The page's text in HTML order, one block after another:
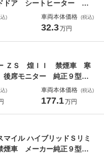
ドア シートヒーター キ
ディオ 電動格納ミラ
スト 盗難防止装置 プ
) 車両本体価格 (税込)
32.3万円
ＺＳ 煌ＩＩ 禁煙車 寒
席モニター 純正９型ナ
カメラ 衝突軽減装置 両
ＣＤ／ＤＶＤ／フルセ
スマートキ
) 車両本体価格 (税込)
177.1万円
マイル ハイブリッドＳリミ
車 メーカー純正９型ナ